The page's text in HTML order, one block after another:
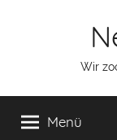
Wir
Menü